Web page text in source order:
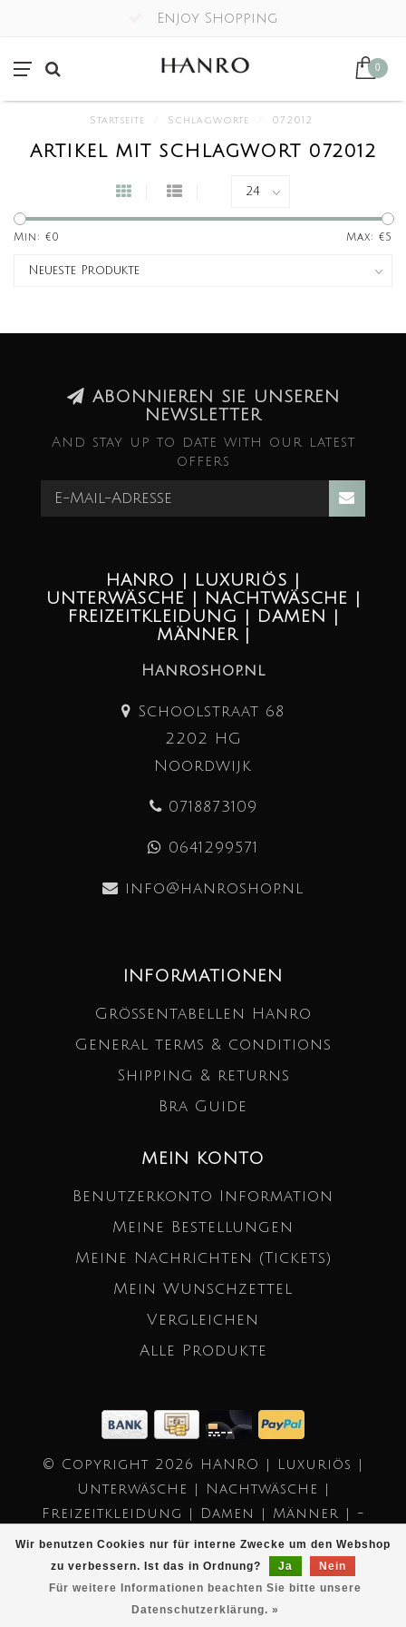
Enjoy Shopping
0
Startseite Schlagworte 072012
ARTIKEL MIT SCHLAGWORT 072012
Min: €0 Max: €5
Wir benutzen Cookies nur für interne Zwecke um den Webshop
zu verbessern. Ist das in Ordnung?
Ja
Nein
Für weitere Informationen beachten Sie bitte unsere
Datenschutzerklärung. »
ABONNIEREN SIE UNSEREN
NEWSLETTER
And stay up to date with our latest
offers
HANRO | LUXURIÖS |
UNTERWÄSCHE | NACHTWÄSCHE |
FREIZEITKLEIDUNG | DAMEN |
MÄNNER |
Hanroshop.nl
Schoolstraat 68
2202 HG
Noordwijk
0718873109
0641299571
info@hanroshop.nl
INFORMATIONEN
Größentabellen Hanro
General terms & conditions
Shipping & returns
Bra Guide
MEIN KONTO
Benutzerkonto Information
Meine Bestellungen
Meine Nachrichten (Tickets)
Mein Wunschzettel
Vergleichen
Alle Produkte
© Copyright 2026 HANRO | Luxuriös |
Unterwäsche | Nachtwäsche |
Freizeitkleidung | Damen | Männer | -
Powered by
Lightspeed
- Theme by
Dyvelopment